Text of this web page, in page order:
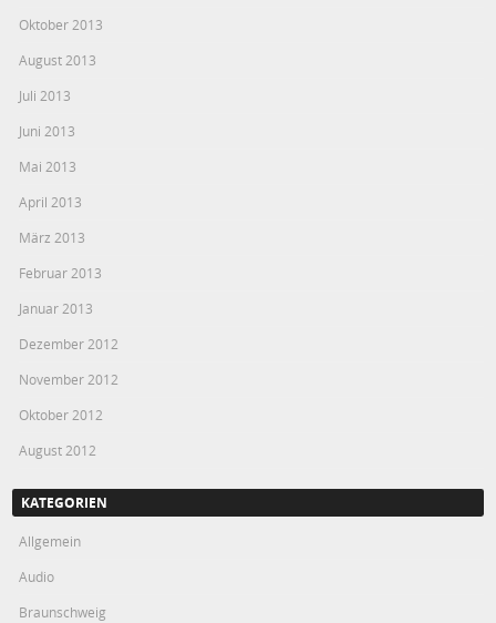
Oktober 2013
August 2013
Juli 2013
Juni 2013
Mai 2013
April 2013
März 2013
Februar 2013
Januar 2013
Dezember 2012
November 2012
Oktober 2012
August 2012
KATEGORIEN
Allgemein
Audio
Braunschweig